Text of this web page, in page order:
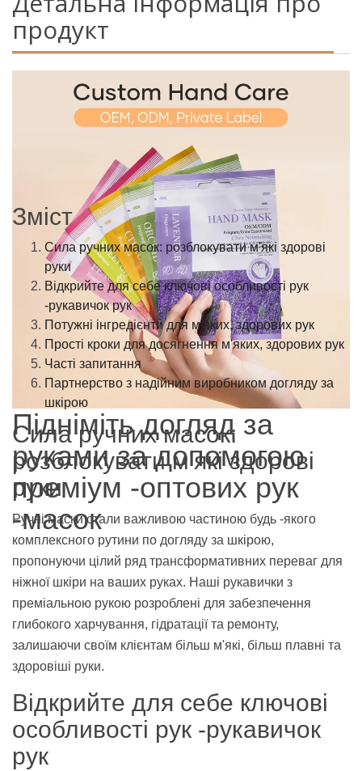
продукт
Підніміть догляд за
руками за допомогою
преміум -оптових рук
-масок
Зміст
Сила ручних масок: розблокувати м'які здорові
руки
Відкрийте для себе ключові особливості рук
-рукавичок рук
Потужні інгредієнти для м'яких, здорових рук
Прості кроки для досягнення м'яких, здорових рук
Часті запитання
Партнерство з надійним виробником догляду за
шкірою
Сила ручних масок:
розблокувати м'які здорові
руки
Ручні маски стали важливою частиною будь -якого
комплексного рутини по догляду за шкірою,
пропонуючи цілий ряд трансформативних переваг для
ніжної шкіри на ваших руках. Наші рукавички з
преміальною рукою розроблені для забезпечення
глибокого харчування, гідратації та ремонту,
залишаючи своїм клієнтам більш м'які, більш плавні та
здоровіші руки.
Відкрийте для себе ключові
особливості рук -рукавичок
рук